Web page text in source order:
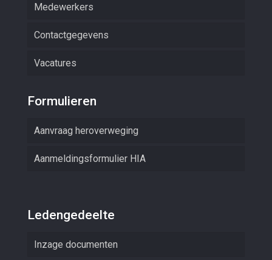
Medewerkers
Contactgegevens
Vacatures
Formulieren
Aanvraag heroverweging
Aanmeldingsformulier HIA
Ledengedeelte
Inzage documenten